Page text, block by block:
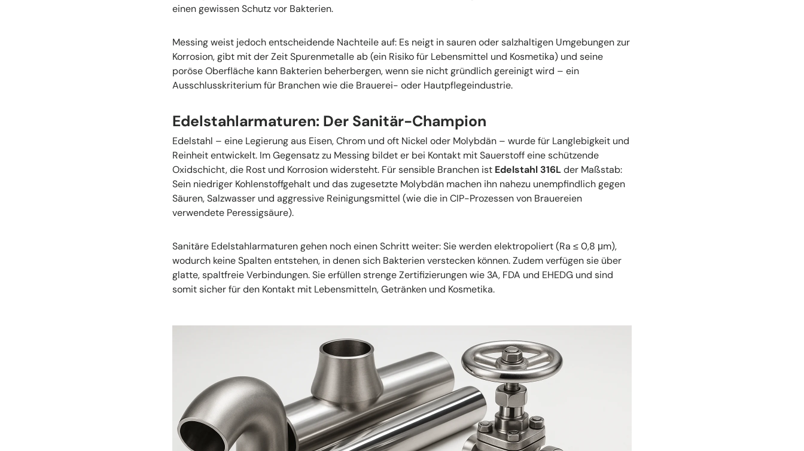
einen gewissen Schutz vor Bakterien.
Messing weist jedoch entscheidende Nachteile auf: Es neigt in sauren oder salzhaltigen Umgebungen zur
Korrosion, gibt mit der Zeit Spurenmetalle ab (ein Risiko für Lebensmittel und Kosmetika) und seine
poröse Oberfläche kann Bakterien beherbergen, wenn sie nicht gründlich gereinigt wird – ein
Ausschlusskriterium für Branchen wie die Brauerei- oder Hautpflegeindustrie.
Edelstahlarmaturen: Der Sanitär-Champion
Edelstahl – eine Legierung aus Eisen, Chrom und oft Nickel oder Molybdän – wurde für Langlebigkeit und
Reinheit entwickelt. Im Gegensatz zu Messing bildet er bei Kontakt mit Sauerstoff eine schützende
Oxidschicht, die Rost und Korrosion widersteht. Für sensible Branchen ist Edelstahl 316Lder Maßstab:
Sein niedriger Kohlenstoffgehalt und das zugesetzte Molybdän machen ihn nahezu unempfindlich gegen
Säuren, Salzwasser und aggressive Reinigungsmittel (wie die in CIP-Prozessen von Brauereien
verwendete Peressigsäure).
Sanitäre Edelstahlarmaturen gehen noch einen Schritt weiter: Sie werden elektropoliert (Ra ≤ 0,8 μm),
wodurch keine Spalten entstehen, in denen sich Bakterien verstecken können. Zudem verfügen sie über
glatte, spaltfreie Verbindungen. Sie erfüllen strenge Zertifizierungen wie 3A, FDA und EHEDG und sind
somit sicher für den Kontakt mit Lebensmitteln, Getränken und Kosmetika.